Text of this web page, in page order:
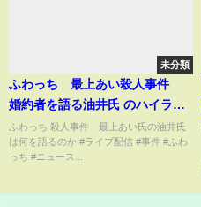
未分類
ふわっち 最上あい殺人事件
婚約者を語る油井氏 のハイライ
ト 6:30:00 - 6:35:00
ふわっち 殺人事件 最上あい氏の油井氏
は何を語るのか #ライブ配信 #事件 #ふわ
っち #ニュース...